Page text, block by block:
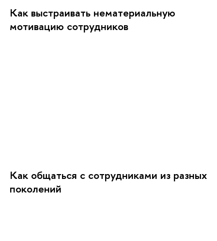
Как выстраивать нематериальную
мотивацию сотрудников
Как общаться с сотрудниками из разных
поколений